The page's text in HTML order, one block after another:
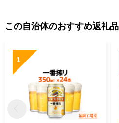
この自治体のおすすめ返礼品
1